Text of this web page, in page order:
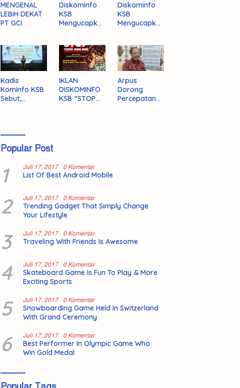
MENGENAL
LEBIH DEKAT
PT GCI
Diskominfo
KSB
Mengucapka
Idul Fitri 1446
H/2025 M
Diskominfo
KSB
Mengucapka
Ibadah Puasa
1446 H/2025
M
Kadis
Kominfo KSB
Sebut,
IKLAN
DISKOMINFO
KSB “STOP
Arpus
Dorong
Percepatan
Popular Post
1 Juli 17, 2017 0 Komentar
List Of Best Android Mobile
2 Juli 17, 2017 0 Komentar
Trending Gadget That Simply Change
Your Lifestyle
3 Juli 17, 2017 0 Komentar
Traveling With Friends Is Awesome
4 Juli 17, 2017 0 Komentar
Skateboard Game Is Fun To Play & More
Exciting Sports
5 Juli 17, 2017 0 Komentar
Snowboarding Game Held In Switzerland
With Grand Ceremony
6 Juli 17, 2017 0 Komentar
Best Performer In Olympic Game Who
Win Gold Medal